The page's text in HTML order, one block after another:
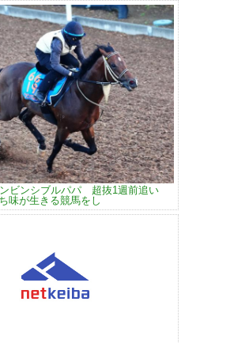
ンビンシブルパパ 超抜1週前追い
味が生きる競馬をし